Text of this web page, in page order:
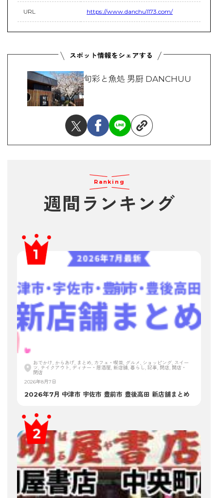
URL https://www.danchu1173.com/
旬彩と魚処 男厨 DANCHUU
Ranking
週間ランキング
おでかけ, からあげ, まとめ, カフェ・喫茶, グルメ, ショッピング, スイー
ツ, テイクアウト, ディナー・居酒屋, 新店舗, 暮らし, 記事, 閉店, 開店・
閉店
2026年8月7日
2026年7月 中津市 宇佐市 豊前市 豊後高田 新店舗まとめ